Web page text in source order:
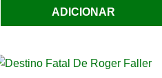
ADICIONAR